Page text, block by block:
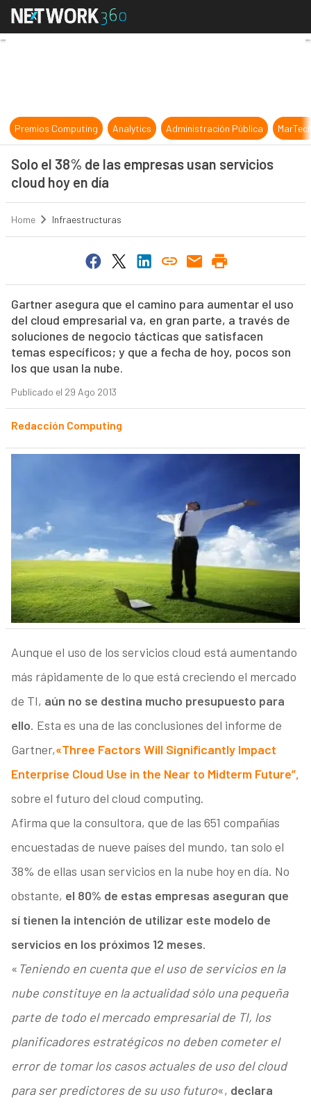
Solo el 38% de las empresas usan
Premios Computing Analytics Administración Pública
Solo el 38% de las empresas usan servicios
cloud hoy en día
Home Infraestructuras
Gartner asegura que el camino para aumentar el uso
del cloud empresarial va, en gran parte, a través de
soluciones de negocio tácticas que satisfacen
temas específicos; y que a fecha de hoy, pocos son
los que usan la nube.
Publicado el 29 Ago 2013
Redacción Computing
Aunque el uso de los servicios cloud está aumentando
más rápidamente de lo que está creciendo el mercado
de TI, aún no se destina mucho presupuesto para
ello. Esta es una de las conclusiones del informe de
Gartner,«Three Factors Will Significantly Impact
Enterprise Cloud Use in the Near to Midterm Future”,
sobre el futuro del cloud computing.
Afirma que la consultora, que de las 651 compañías
encuestadas de nueve países del mundo, tan solo el
38% de ellas usan servicios en la nube hoy en día. No
obstante, el 80% de estas empresas aseguran que
sí tienen la intención de utilizar este modelo de
servicios en los próximos 12 meses.
« Teniendo en cuenta que el uso de servicios en la
nube constituye en la actualidad sólo una pequeña
parte de todo el mercado empresarial de TI, los
planificadores estratégicos no deben cometer el
error de tomar los casos actuales de uso del cloud
para ser predictores de su uso futuro«, declara